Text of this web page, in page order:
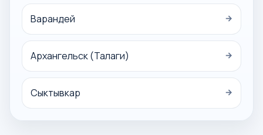
Варандей →
Архангельск (Талаги) →
Сыктывкар →